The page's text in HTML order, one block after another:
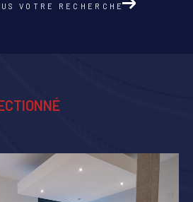
VOTRE RECHERCHE